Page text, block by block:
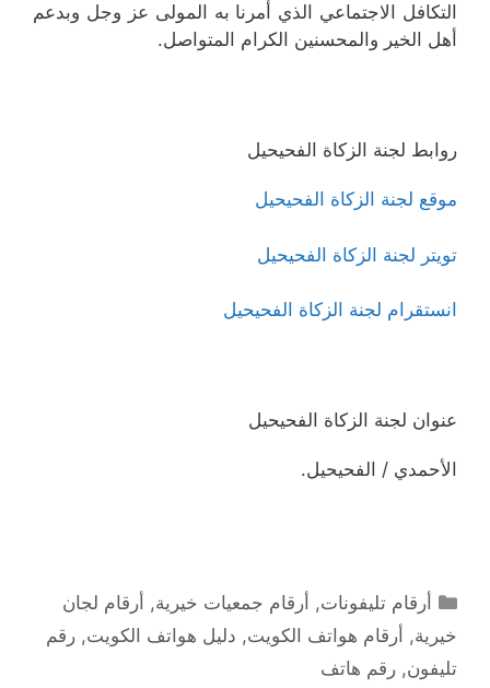
التكافل الاجتماعي الذي أمرنا به المولى عز وجل وبدعم
أهل الخير والمحسنين الكرام المتواصل.
روابط لجنة الزكاة الفحيحيل
موقع لجنة الزكاة الفحيحيل
تويتر لجنة الزكاة الفحيحيل
انستقرام لجنة الزكاة الفحيحيل
عنوان لجنة الزكاة الفحيحيل
الأحمدي / الفحيحيل.
التصنيفات
أرقام تليفونات, أرقام جمعيات خيرية, أرقام لجان
خيرية, أرقام هواتف الكويت, دليل هواتف الكويت, رقم
تليفون, رقم هاتف